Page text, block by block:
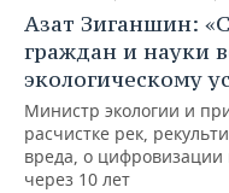
Азат Зиганшин:
граждан и науки
экологическому
Министр экологии и
расчистке рек,
вреда, о цифровизации
через 10 лет